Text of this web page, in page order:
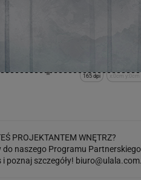
x:0cm
165 dpi
PROJEKTANTEM WNĘTRZ?
do naszego Programu
poznaj szczegóły!